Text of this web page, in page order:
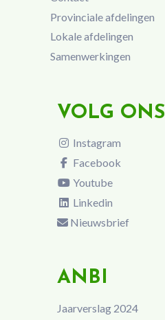
Provinciale afdelingen
Lokale afdelingen
Samenwerkingen
VOLG ONS
Instagram
Facebook
Youtube
Linkedin
Nieuwsbrief
ANBI
Jaarverslag 2024